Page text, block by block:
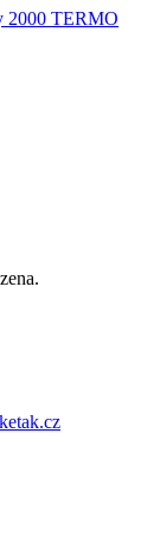
2000 TERMO